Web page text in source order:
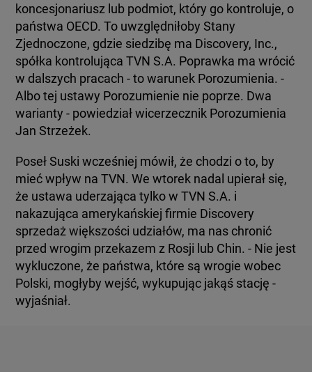
koncesjonariusz lub podmiot, który go kontroluje, o
państwa OECD. To uwzględniłoby Stany
Zjednoczone, gdzie siedzibę ma Discovery, Inc.,
spółka kontrolująca TVN S.A. Poprawka ma wrócić
w dalszych pracach - to warunek Porozumienia. -
Albo tej ustawy Porozumienie nie poprze. Dwa
warianty - powiedział wicerzecznik Porozumienia
Jan Strzeżek.
Poseł Suski wcześniej mówił, że chodzi o to, by
mieć wpływ na TVN. We wtorek nadal upierał się,
że ustawa uderzająca tylko w TVN S.A. i
nakazująca amerykańskiej firmie Discovery
sprzedaż większości udziałów, ma nas chronić
przed wrogim przekazem z Rosji lub Chin. - Nie jest
wykluczone, że państwa, które są wrogie wobec
Polski, mogłyby wejść, wykupując jakąś stację -
wyjaśniał.